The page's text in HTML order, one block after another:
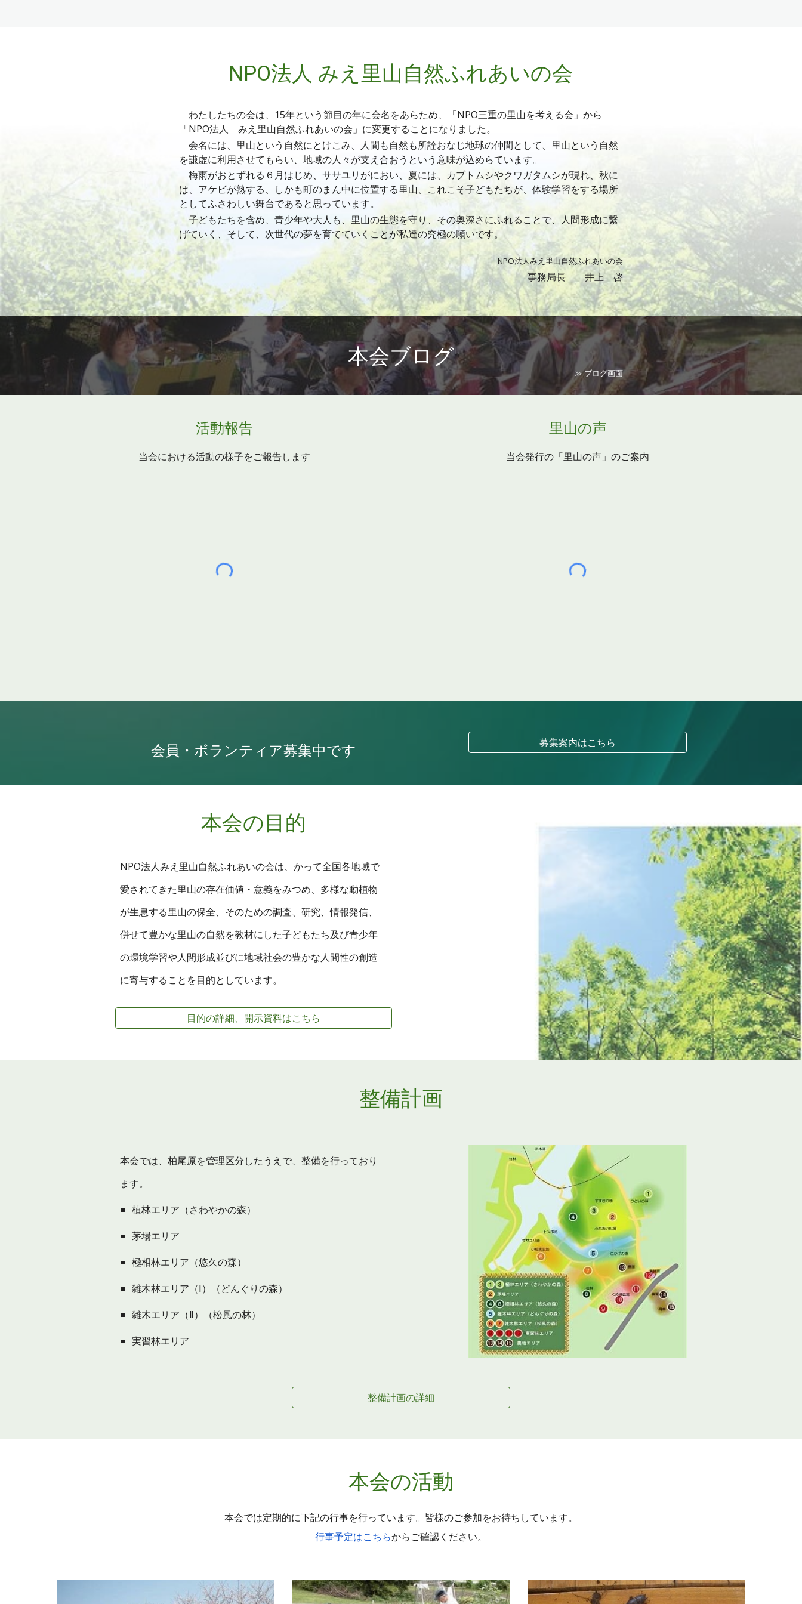
NPO法人 みえ里山自然ふれあいの会
わたしたちの会は、15年という節目の年に会名をあらため、 「NPO三重の里山を考える会」から
「NPO法人 みえ里山自然ふれあいの会」に変更することになりました。
会名には、里山という自然にとけこみ、人間も自然も所詮おなじ地球の仲間として、里山という自然
を謙虚に利用させてもらい、地域の人々が支え合おうという意味が込めらています。
梅雨がおとずれる６月はじめ、ササユリがにおい、夏には、カブトムシやクワガタムシが現れ、秋に
は、アケビが熟する、しかも町のまん中に位置する里山、これこそ子どもたちが、体験学習をする場所
としてふさわしい舞台であると思っています。
子どもたちを含め、青少年や大人も、 里山の生態を守り、その奥深さにふれることで、 人間形成に繋
げていく、そして、 次世代の夢を育てていくことが私達の究極の願いです。
NPO法人みえ里山自然ふれあいの会
事務局長 井上 啓
本会ブログ
≫ブログ画面
活動報告
当会における活動の様子をご報告します
里山の声
当会発行の「里山の声」のご案内
会員・ボランティア募集中です 募集案内はこちら
本会の目的
NPO法人みえ里山自然ふれあいの会は、かって全国各地域で
愛されてきた里山の存在価値・意義をみつめ、多様な動植物
が生息する里山の保全、そのための調査、研究、情報発信、
併せて豊かな里山の自然を教材にした子どもたち及び青少年
の環境学習や人間形成並びに地域社会の豊かな人間性の創造
に寄与することを目的としています。
目的の詳細、開示資料はこちら
整備計画
本会では、柏尾原を管理区分したうえで、整備を行っており
ます。
植林エリア（さわやかの森）
茅場エリア
極相林エリア（悠久の森）
雑木林エリア（Ⅰ）（どんぐりの森）
雑木エリア（Ⅱ）（松風の林）
実習林エリア
整備計画の詳細
本会の活動
本会では定期的に下記の行事を行っています。皆様のご参加をお待ちしています。
行事予定はこちらからご確認ください。